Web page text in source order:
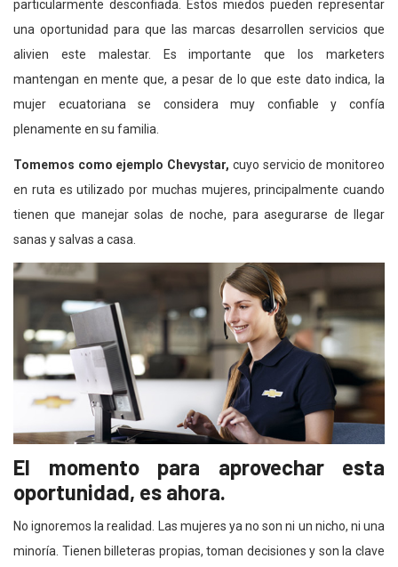
particularmente desconfiada. Estos miedos pueden representar
una oportunidad para que las marcas desarrollen servicios que
alivien este malestar. Es importante que los marketers
mantengan en mente que, a pesar de lo que este dato indica, la
mujer ecuatoriana se considera muy confiable y confía
plenamente en su familia.
Tomemos como ejemplo Chevystar, cuyo servicio de monitoreo
en ruta es utilizado por muchas mujeres, principalmente cuando
tienen que manejar solas de noche, para asegurarse de llegar
sanas y salvas a casa.
El momento para aprovechar esta
oportunidad, es ahora.
No ignoremos la realidad. Las mujeres ya no son ni un nicho, ni una
minoría. Tienen billeteras propias, toman decisiones y son la clave